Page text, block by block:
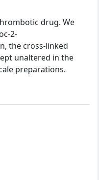
drug. We
2-
the cross-linked
unaltered in the
preparations.